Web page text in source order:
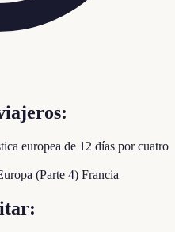
europea de 12 días por cuatro
(Parte 4) Francia